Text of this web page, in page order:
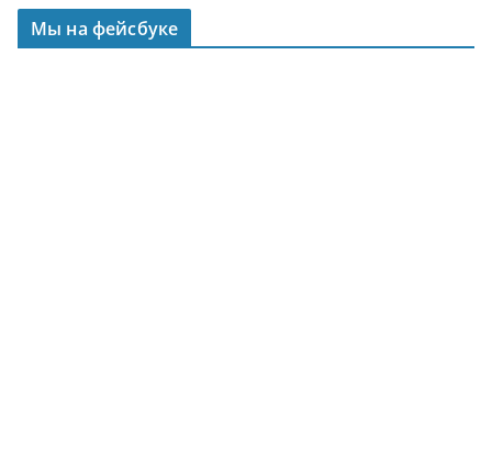
Мы на фейсбуке